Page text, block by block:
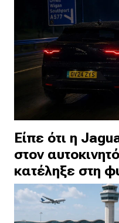
Είπε ότι η
στον
κατέληξε στη